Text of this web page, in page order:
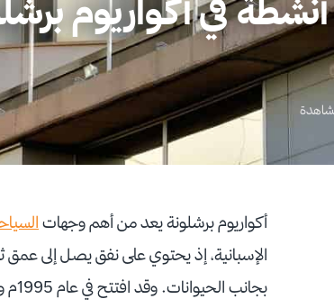
7 أنشطة في أكواريوم
أكواريوم برشلونة يعد من أهم وجهات
الإسبانية، إذ يحتوي على نفق يصل إلى عمق